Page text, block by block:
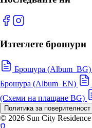
Изтеглете брошури
Брошура (Album_BG)
Брошура (Album_EN)
(Схеми на плащане BG)
Политика за поверителност
© 2026 Sun City Residence